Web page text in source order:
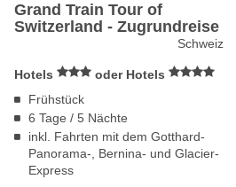
Grand Train Tour of
Switzerland - Zugrundreise
Schweiz
Hotels
oder Hotels
Frühstück
6 Tage / 5 Nächte
inkl. Fahrten mit dem Gotthard-
Panorama-, Bernina- und Glacier-
Express